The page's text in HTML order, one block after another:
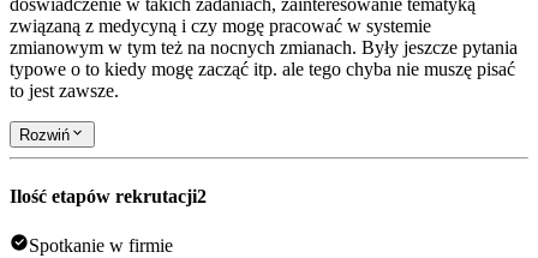
doświadczenie w takich zadaniach, zainteresowanie tematyką
związaną z medycyną i czy mogę pracować w systemie
zmianowym w tym też na nocnych zmianach. Były jeszcze pytania
typowe o to kiedy mogę zacząć itp. ale tego chyba nie muszę pisać
to jest zawsze.
Rozwiń
Ilość etapów rekrutacji2
Spotkanie w firmie